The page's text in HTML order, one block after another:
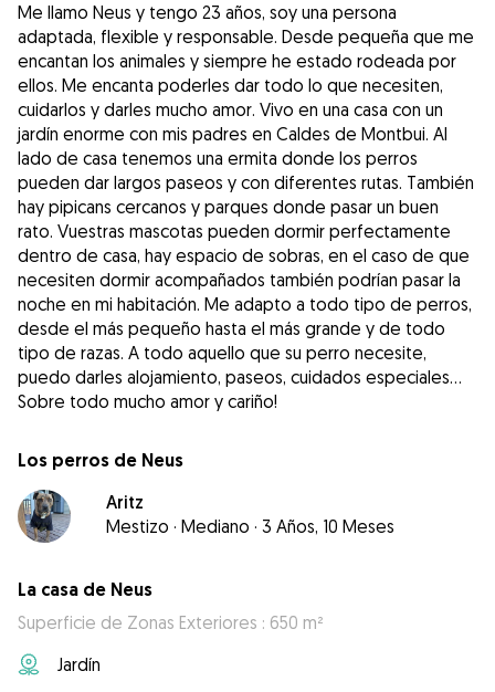
Me llamo Neus y tengo 23 años, soy una persona
adaptada, flexible y responsable. Desde pequeña que me
encantan los animales y siempre he estado rodeada por
ellos. Me encanta poderles dar todo lo que necesiten,
cuidarlos y darles mucho amor. Vivo en una casa con un
jardín enorme con mis padres en Caldes de Montbui. Al
lado de casa tenemos una ermita donde los perros
pueden dar largos paseos y con diferentes rutas. También
hay pipicans cercanos y parques donde pasar un buen
rato. Vuestras mascotas pueden dormir perfectamente
dentro de casa, hay espacio de sobras, en el caso de que
necesiten dormir acompañados también podrían pasar la
noche en mi habitación. Me adapto a todo tipo de perros,
desde el más pequeño hasta el más grande y de todo
tipo de razas. A todo aquello que su perro necesite,
puedo darles alojamiento, paseos, cuidados especiales...
Sobre todo mucho amor y cariño!
Los perros de Neus
Aritz
Mestizo · Mediano · 3 Años, 10 Meses
La casa de Neus
Superficie de Zonas Exteriores : 650 m²
Jardín